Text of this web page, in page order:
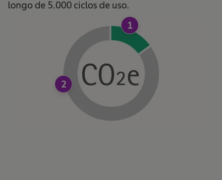
1
2
longo de 5.000 ciclos de uso.